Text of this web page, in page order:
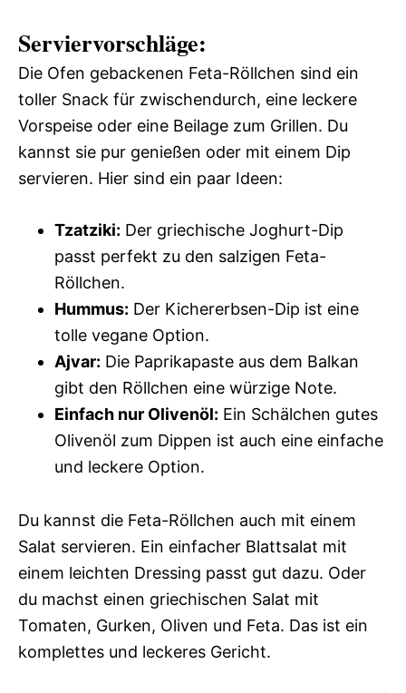
Serviervorschläge:
Die Ofen gebackenen Feta-Röllchen sind ein
toller Snack für zwischendurch, eine leckere
Vorspeise oder eine Beilage zum Grillen. Du
kannst sie pur genießen oder mit einem Dip
servieren. Hier sind ein paar Ideen:
Tzatziki: Der griechische Joghurt-Dip
passt perfekt zu den salzigen Feta-
Röllchen.
Hummus: Der Kichererbsen-Dip ist eine
tolle vegane Option.
Ajvar: Die Paprikapaste aus dem Balkan
gibt den Röllchen eine würzige Note.
Einfach nur Olivenöl: Ein Schälchen gutes
Olivenöl zum Dippen ist auch eine einfache
und leckere Option.
Du kannst die Feta-Röllchen auch mit einem
Salat servieren. Ein einfacher Blattsalat mit
einem leichten Dressing passt gut dazu. Oder
du machst einen griechischen Salat mit
Tomaten, Gurken, Oliven und Feta. Das ist ein
komplettes und leckeres Gericht.